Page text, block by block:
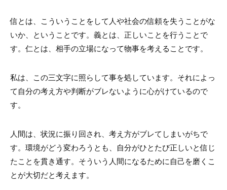
信とは、こういうことをして人や社会の信頼を失うことがな
いか、ということです。義とは、正しいことを行うことで
す。仁とは、相手の立場になって物事を考えることです。
私は、この三文字に照らして事を処しています。それによっ
て自分の考え方や判断がブレないように心がけているので
す。
人間は、状況に振り回され、考え方がブレてしまいがちで
す。環境がどう変わろうとも、自分がひとたび正しいと信じ
たことを貫き通す。そういう人間になるために自己を磨くこ
とが大切だと考えます。